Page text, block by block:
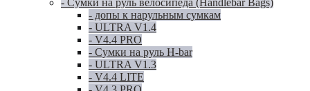
- допы к нарульным сумкам
- ULTRA V1.4
- V4.4 PRO
- Сумки на руль H-bar
- ULTRA V1.3
- V4.4 LITE